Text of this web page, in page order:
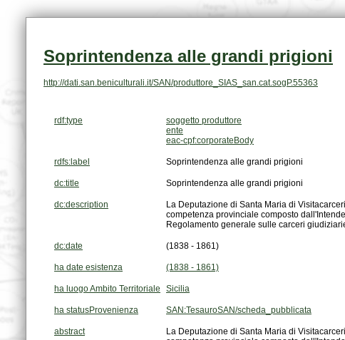
Soprintendenza alle grandi prigioni
http://dati.san.beniculturali.it/SAN/produttore_SIAS_san.cat.sogP.55363
rdf:type
soggetto produttore
ente
eac-cpf:corporateBody
rdfs:label Soprintendenza alle grandi prigioni
dc:title Soprintendenza alle grandi prigioni
dc:description
Regolamento generale sulle carceri
dc:date (1838 - 1861)
ha date esistenza (1838 - 1861)
ha luogo Ambito Territoriale Sicilia
ha statusProvenienza SAN:TesauroSAN/scheda_pubblicata
abstract